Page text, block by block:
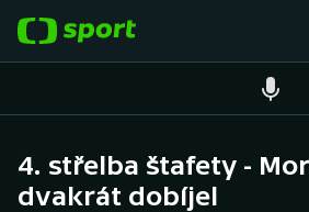
Hokej
4. střelba štafety -
dvakrát dobíjel